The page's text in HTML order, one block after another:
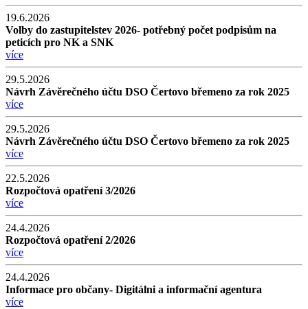
19.6.2026
Volby do zastupitelstev 2026- potřebný počet podpisům na
peticích pro NK a SNK
více
29.5.2026
Návrh Závěrečného účtu DSO Čertovo břemeno za rok 2025
více
29.5.2026
Návrh Závěrečného účtu DSO Čertovo břemeno za rok 2025
více
22.5.2026
Rozpočtová opatření 3/2026
více
24.4.2026
Rozpočtová opatření 2/2026
více
24.4.2026
Informace pro občany- Digitálni a informační agentura
více